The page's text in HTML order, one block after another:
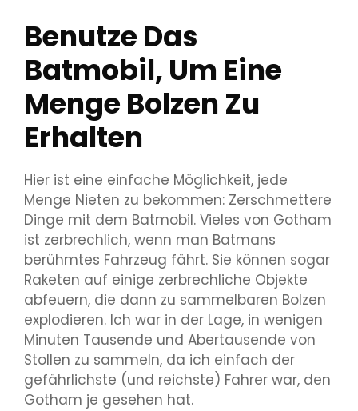
Benutze Das
Batmobil, Um Eine
Menge Bolzen Zu
Erhalten
Hier ist eine einfache Möglichkeit, jede
Menge Nieten zu bekommen: Zerschmettere
Dinge mit dem Batmobil. Vieles von Gotham
ist zerbrechlich, wenn man Batmans
berühmtes Fahrzeug fährt. Sie können sogar
Raketen auf einige zerbrechliche Objekte
abfeuern, die dann zu sammelbaren Bolzen
explodieren. Ich war in der Lage, in wenigen
Minuten Tausende und Abertausende von
Stollen zu sammeln, da ich einfach der
gefährlichste (und reichste) Fahrer war, den
Gotham je gesehen hat.